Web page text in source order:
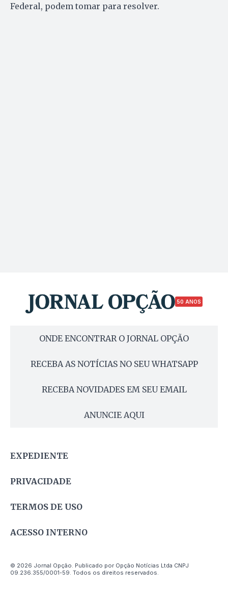
Federal, podem tomar para resolver.
50 ANOS
ONDE ENCONTRAR O JORNAL OPÇÃO
RECEBA AS NOTÍCIAS NO SEU WHATSAPP
RECEBA NOVIDADES EM SEU EMAIL
ANUNCIE AQUI
EXPEDIENTE
PRIVACIDADE
TERMOS DE USO
ACESSO INTERNO
© 2026 Jornal Opção. Publicado por Opção Notícias Ltda CNPJ
09.236.355/0001-59. Todos os direitos reservados.